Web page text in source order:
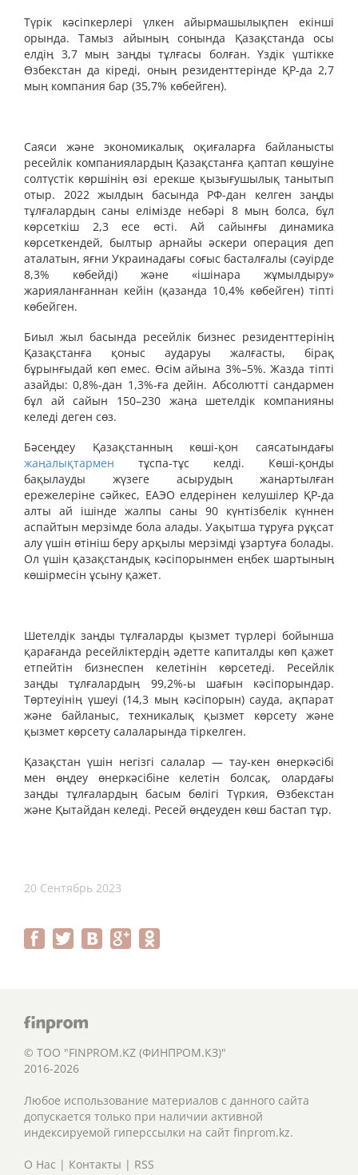
Түрік кәсіпкерлері үлкен айырмашылықпен екінші
орында. Тамыз айының соңында Қазақстанда осы
елдің 3,7 мың заңды тұлғасы болған. Үздік үштікке
Өзбекстан да кіреді, оның резиденттерінде ҚР-да 2,7
мың компания бар (35,7% көбейген).
Саяси және экономикалық оқиғаларға байланысты
ресейлік компаниялардың Қазақстанға қаптап көшуіне
солтүстік көршінің өзі ерекше қызығушылық танытып
отыр. 2022 жылдың басында РФ-дан келген заңды
тұлғалардың саны елімізде небәрі 8 мың болса, бұл
көрсеткіш 2,3 есе өсті. Ай сайынғы динамика
көрсеткендей, былтыр арнайы әскери операция деп
аталатын, яғни Украинадағы соғыс басталғалы (сәуірде
8,3% көбейді) және «ішінара жұмылдыру»
жарияланғаннан кейін (қазанда 10,4% көбейген) тіпті
көбейген.
Биыл жыл басында ресейлік бизнес резиденттерінің
Қазақстанға қоныс аударуы жалғасты, бірақ
бұрынғыдай көп емес. Өсім айына 3%–5%. Жазда тіпті
азайды: 0,8%-дан 1,3%-ға дейін. Абсолютті сандармен
бұл ай сайын 150–230 жаңа шетелдік компанияны
келеді деген сөз.
Бәсеңдеу Қазақстанның көші-қон саясатындағы
жаңалықтармен тұспа-тұс келді. Көші-қонды
бақылауды жүзеге асырудың жаңартылған
ережелеріне сәйкес, ЕАЭО елдерінен келушілер ҚР-да
алты ай ішінде жалпы саны 90 күнтізбелік күннен
аспайтын мерзімде бола алады. Уақытша тұруға рұқсат
алу үшін өтініш беру арқылы мерзімді ұзартуға болады.
Ол үшін қазақстандық кәсіпорынмен еңбек шартының
көшірмесін ұсыну қажет.
Шетелдік заңды тұлғаларды қызмет түрлері бойынша
қарағанда ресейліктердің әдетте капиталды көп қажет
етпейтін бизнеспен келетінін көрсетеді. Ресейлік
заңды тұлғалардың 99,2%-ы шағын кәсіпорындар.
Төртеуінің үшеуі (14,3 мың кәсіпорын) сауда, ақпарат
және байланыс, техникалық қызмет көрсету және
қызмет көрсету салаларында тіркелген.
Қазақстан үшін негізгі салалар — тау-кен өнеркәсібі
мен өңдеу өнеркәсібіне келетін болсақ, олардағы
заңды тұлғалардың басым бөлігі Түркия, Өзбекстан
және Қытайдан келеді. Ресей өңдеуден көш бастап тұр.
20 Сентябрь 2023
© ТОО "FINPROM.KZ (ФИНПРОМ.КЗ)"
2016-2026
Любое использование материалов с данного сайта
допускается только при наличии активной
индексируемой гиперссылки на сайт finprom.kz.
О Нас | Контакты | RSS